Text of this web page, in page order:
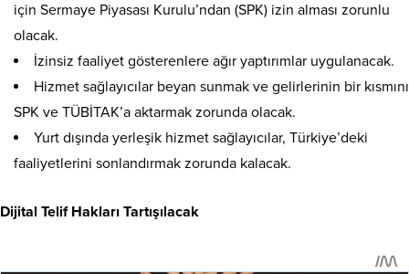
için Sermaye Piyasası Kurulu’ndan (SPK) izin alması zorunlu
olacak.
İzinsiz faaliyet gösterenlere ağır yaptırımlar uygulanacak.
Hizmet sağlayıcılar beyan sunmak ve gelirlerinin bir kısmını
SPK ve TÜBİTAK’a aktarmak zorunda olacak.
Yurt dışında yerleşik hizmet sağlayıcılar, Türkiye’deki
faaliyetlerini sonlandırmak zorunda kalacak.
Dijital Telif Hakları Tartışılacak